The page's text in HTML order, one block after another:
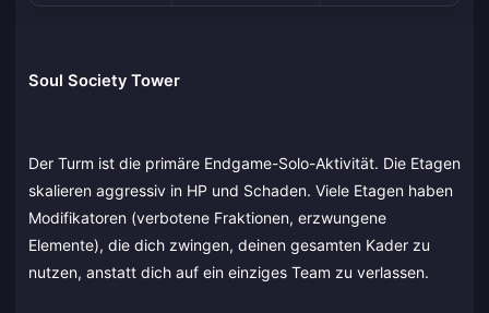
Soul Society Tower
Der Turm ist die primäre Endgame-Solo-Aktivität. Die Etagen
skalieren aggressiv in HP und Schaden. Viele Etagen haben
Modifikatoren (verbotene Fraktionen, erzwungene
Elemente), die dich zwingen, deinen gesamten Kader zu
nutzen, anstatt dich auf ein einziges Team zu verlassen.